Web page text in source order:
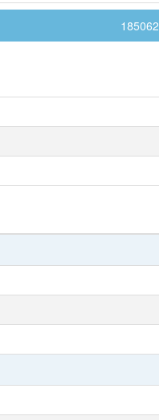
185062